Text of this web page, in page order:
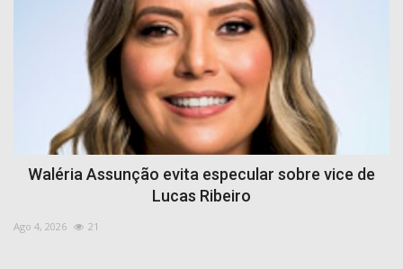
Waléria Assunção evita especular sobre vice de
Lucas Ribeiro
Ago 4, 2026 21